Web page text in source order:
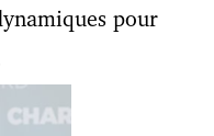
pour